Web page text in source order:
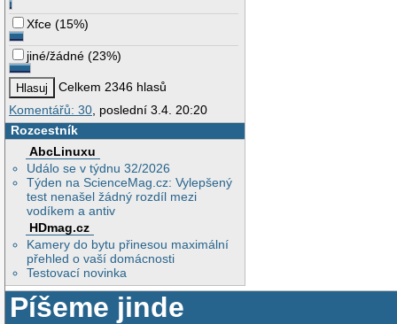
Xfce (15%)
jiné/žádné (23%)
Celkem 2346 hlasů
Komentářů: 30 , poslední 3.4. 20:20
Rozcestník
AbcLinuxu
Událo se v týdnu 32/2026
Týden na ScienceMag.cz: Vylepšený
test nenašel žádný rozdíl mezi
vodíkem a antiv
HDmag.cz
Kamery do bytu přinesou maximální
přehled o vaší domácnosti
Testovací novinka
Píšeme jinde